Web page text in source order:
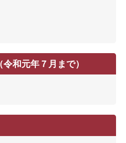
和元年７月まで）